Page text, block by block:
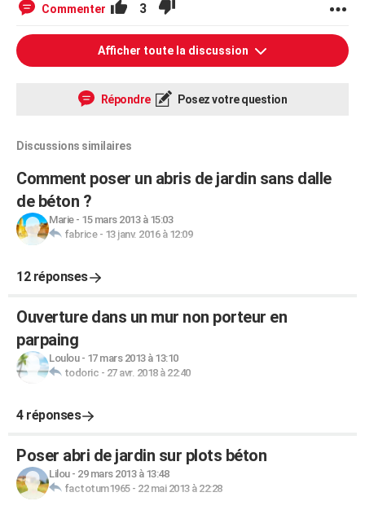
Commenter 3
Afficher toute la discussion
Répondre Posez votre question
Discussions similaires
Comment poser un abris de jardin sans dalle
de béton ?
Marie- 15 mars 2013 à 15:03
fabrice- 13 janv. 2016 à 12:09
12 réponses
Ouverture dans un mur non porteur en
parpaing
Loulou- 17 mars 2013 à 13:10
todoric - 27 avr. 2018 à 22:40
4 réponses
Poser abri de jardin sur plots béton
Lilou- 29 mars 2013 à 13:48
factotum1965- 22 mai 2013 à 22:28